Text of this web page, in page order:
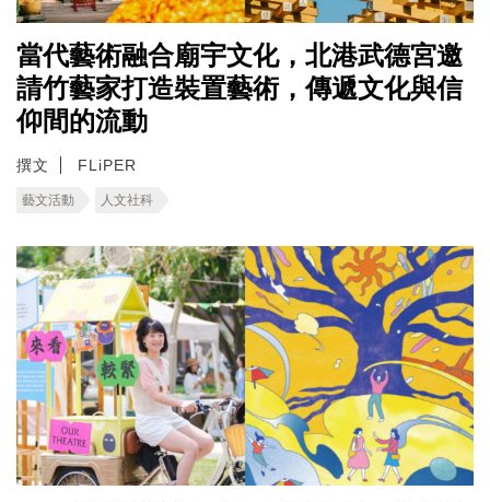
當代藝術融合廟宇文化，北港武德宮邀
請竹藝家打造裝置藝術，傳遞文化與信
仰間的流動
撰文 FLiPER
藝文活動 人文社科